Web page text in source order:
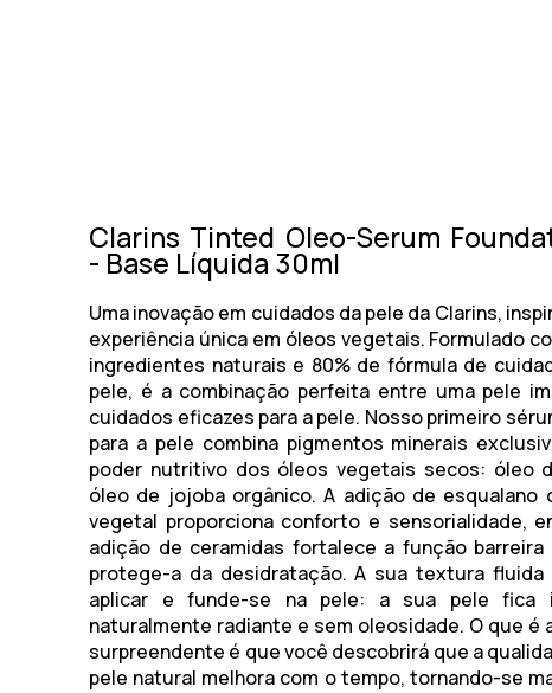
Clarins Tinted Oleo-Serum
- Base Líquida 30ml
Uma inovação em cuidados da pele da Clarins,
experiência única em óleos vegetais. Formulado
ingredientes naturais e 80% de fórmula de
pele, é a combinação perfeita entre uma pele
cuidados eficazes para a pele. Nosso primeiro
para a pele combina pigmentos minerais
poder nutritivo dos óleos vegetais secos: óleo
óleo de jojoba orgânico. A adição de esqualano
vegetal proporciona conforto e sensorialidade,
adição de ceramidas fortalece a função barreira
protege-a da desidratação. A sua textura
aplicar e funde-se na pele: a sua pele fica
naturalmente radiante e sem oleosidade. O que é
surpreendente é que você descobrirá que a
pele natural melhora com o tempo, tornando-se